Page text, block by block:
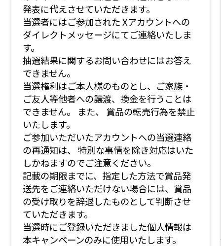
発表に代えさせていただきます。
当選者にはご参加された Xアカウントへの
ダイレクトメッセージにてご連絡いたしま
す。
抽選結果に関するお問い合わせにはお答え
できません。
当選権利はご本人様のものとし、ご家族・
ご友人等他者への譲渡、換金を行うことは
できません。 また、 賞品の転売行為を禁止
いたします。
ご参加いただいたアカウントへの当選連絡
の再通知は、 特別な事情を除き対応はいた
しかねますのでご注意ください。
記載の期限までに、指定した方法で賞品発
送先をご連絡いただけない場合には、賞品
の受け取りを辞退したものとして判断させ
ていただきます。
当選時にご登録いただきました個人情報は
本キャンペーンのみに使用いたします。